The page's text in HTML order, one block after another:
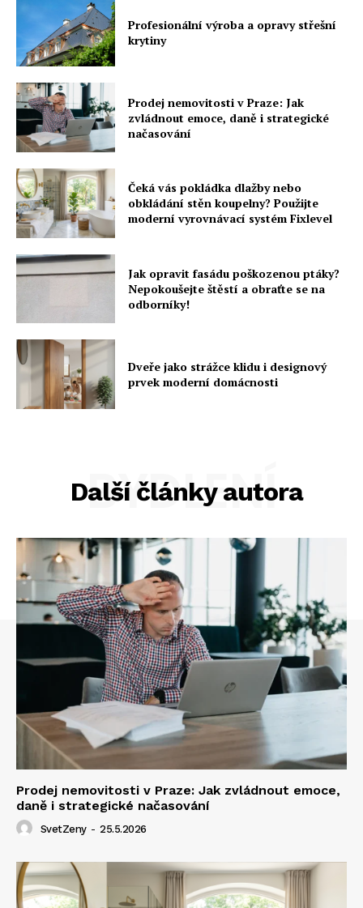
Profesionální výroba a opravy střešní
krytiny
Prodej nemovitosti v Praze: Jak
zvládnout emoce, daně i strategické
načasování
Čeká vás pokládka dlažby nebo
obkládání stěn koupelny? Použijte
moderní vyrovnávací systém Fixlevel
Jak opravit fasádu poškozenou ptáky?
Nepokoušejte štěstí a obraťte se na
odborníky!
Dveře jako strážce klidu i designový
prvek moderní domácnosti
Další články autora
BYDLENÍ
Prodej nemovitosti v Praze: Jak zvládnout emoce,
daně i strategické načasování
SvetZeny - 25.5.2026